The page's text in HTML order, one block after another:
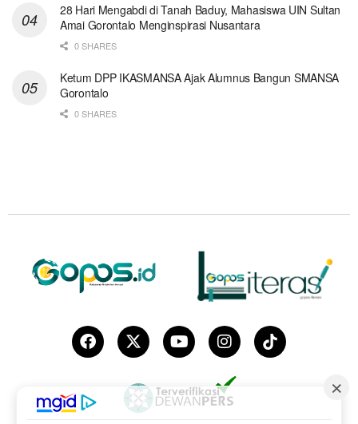
28 Hari Mengabdi di Tanah Baduy, Mahasiswa UIN Sultan
Amai Gorontalo Menginspirasi Nusantara
0 SHARES
Ketum DPP IKASMANSA Ajak Alumnus Bangun SMANSA
Gorontalo
0 SHARES